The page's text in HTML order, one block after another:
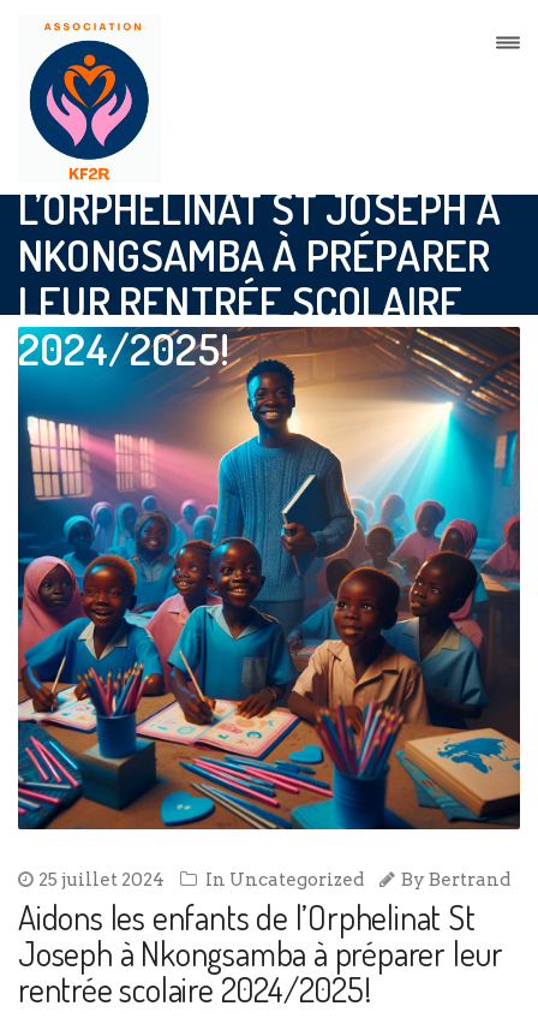
AIDONS LES ENFANTS DE
L’ORPHELINAT ST JOSEPH À
NKONGSAMBA À PRÉPARER
LEUR RENTRÉE SCOLAIRE
2024/2025!
25 juillet 2024 In Uncategorized By Bertrand
Aidons les enfants de l’Orphelinat St
Joseph à Nkongsamba à préparer leur
rentrée scolaire 2024/2025!